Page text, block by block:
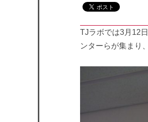
TJラボでは3月12
ンターらが集まり